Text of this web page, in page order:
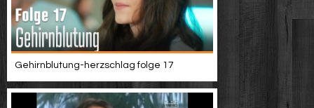
Gehirnblutung-herzschlag folge 17